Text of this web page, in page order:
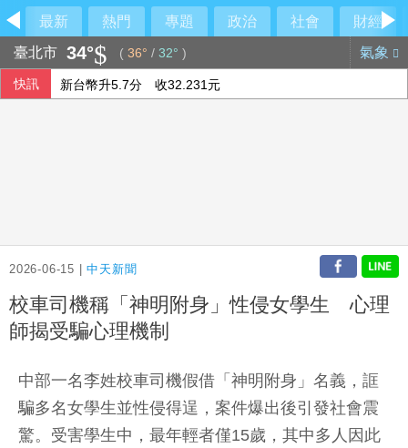
最新 熱門 專題 政治 社會
財經
臺北市 34° ( 36° / 32° ) 氣象
快訊 新台幣升5.7分 收32.231元
2026-06-15 |中天新聞
校車司機稱「神明附身」性侵女學生 心理
師揭受騙心理機制
中部一名李姓校車司機假借「神明附身」名義，誆
騙多名女學生並性侵得逞，案件爆出後引發社會震
驚。受害學生中，最年輕者僅15歲，其中多人因此